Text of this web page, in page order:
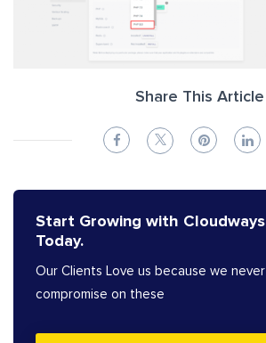
Share This Article
Start Growing with Cloudways
Today.
Our Clients Love us because we never
compromise on these